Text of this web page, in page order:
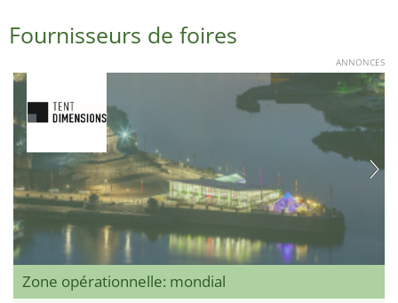
Fournisseurs de foires
ANNONCES
Zone opérationnelle: mondial